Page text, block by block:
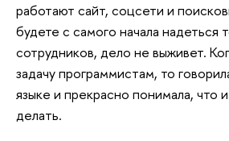
работают сайт, соцсети и
будете с самого начала надеться
сотрудников, дело не выживет.
задачу программистам, то
языке и прекрасно понимала, что
делать.